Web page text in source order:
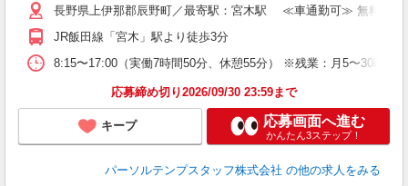
長野県上伊那郡辰野町／最寄駅：宮木駅 ≪車通勤可≫ 無料駐
JR飯田線「宮木」駅より徒歩3分
8:15〜17:00（実働7時間50分、休憩55分） ※残業：月5〜30時
応募締め切り2026/09/30 23:59まで
キープ 応募画面へ進む
かんたん3ステップ！
パーソルテンプスタッフ株式会社 の他の求人をみる